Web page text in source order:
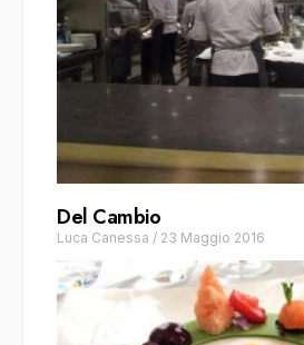
Del Cambio
Luca Canessa / 23 Maggio 2016